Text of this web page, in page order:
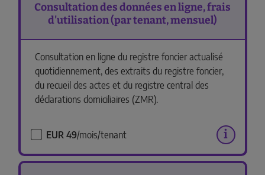
Consultation des données en ligne, frais
d'utilisation (par tenant, mensuel)
Consultation en ligne du registre foncier actualisé
quotidiennement, des extraits du registre foncier,
du recueil des actes et du registre central des
déclarations domiciliaires (ZMR).
EUR 49/mois/tenant i